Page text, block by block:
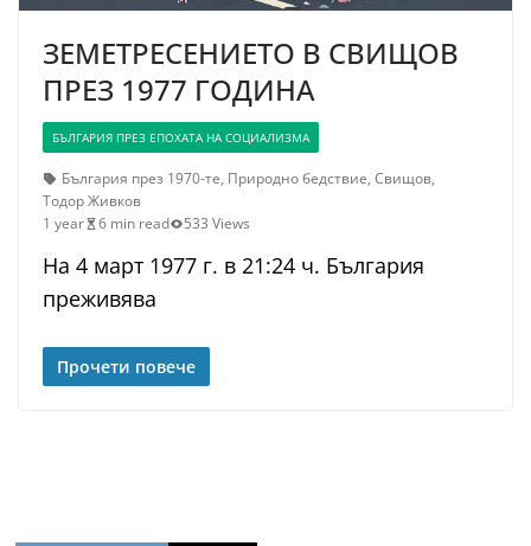
ЗЕМЕТРЕСЕНИЕТО В СВИЩОВ
ПРЕЗ 1977 ГОДИНА
БЪЛГАРИЯ ПРЕЗ ЕПОХАТА НА СОЦИАЛИЗМА
България през 1970-те, Природно бедствие, Свищов,
Тодор Живков
1 year
6 min read 533 Views
На 4 март 1977 г. в 21:24 ч. България
преживява
Прочети повече